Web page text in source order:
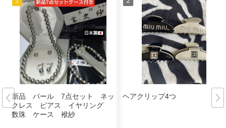
新品 パール 7点セット ネッ
クレス ピアス イヤリング
数珠 ケース 袱紗
ヘアクリップ4つ